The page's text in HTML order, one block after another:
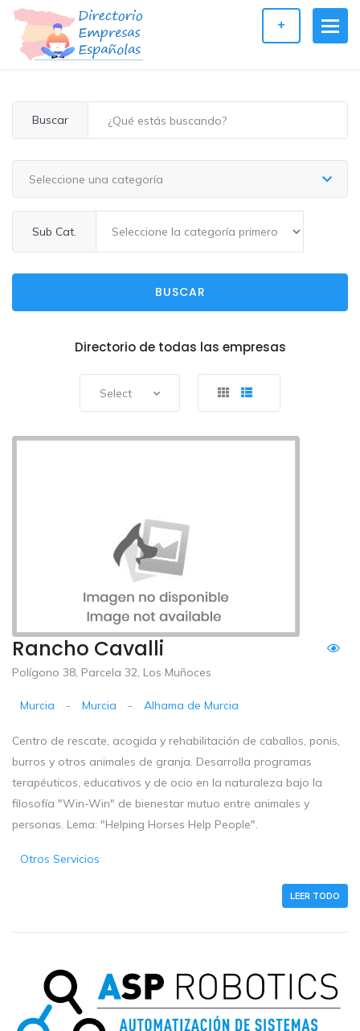
+
Buscar
Seleccione una categoría
Sub Cat.
BUSCAR
Directorio de todas las empresas
Select
Rancho Cavalli
Polígono 38, Parcela 32, Los Muñoces
Murcia - Murcia - Alhama de Murcia
Centro de rescate, acogida y rehabilitación de caballos, ponis,
burros y otros animales de granja. Desarrolla programas
terapéuticos, educativos y de ocio en la naturaleza bajo la
filosofía "Win-Win" de bienestar mutuo entre animales y
personas. Lema: "Helping Horses Help People".
Otros Servicios
LEER TODO